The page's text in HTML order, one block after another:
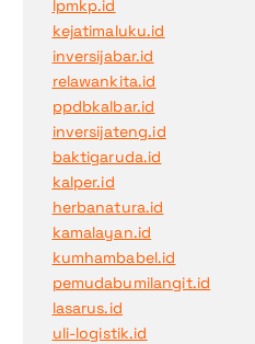
lpmkp.id
kejatimaluku.id
inversijabar.id
relawankita.id
ppdbkalbar.id
inversijateng.id
baktigaruda.id
kalper.id
herbanatura.id
kamalayan.id
kumhambabel.id
pemudabumilangit.id
lasarus.id
uli-logistik.id